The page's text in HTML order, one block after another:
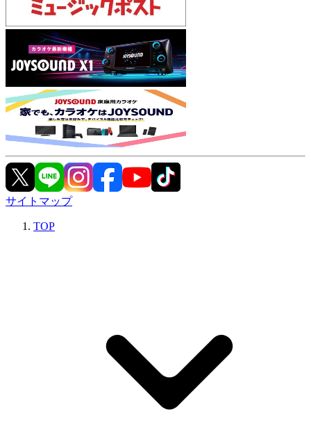
サイトマップ
TOP